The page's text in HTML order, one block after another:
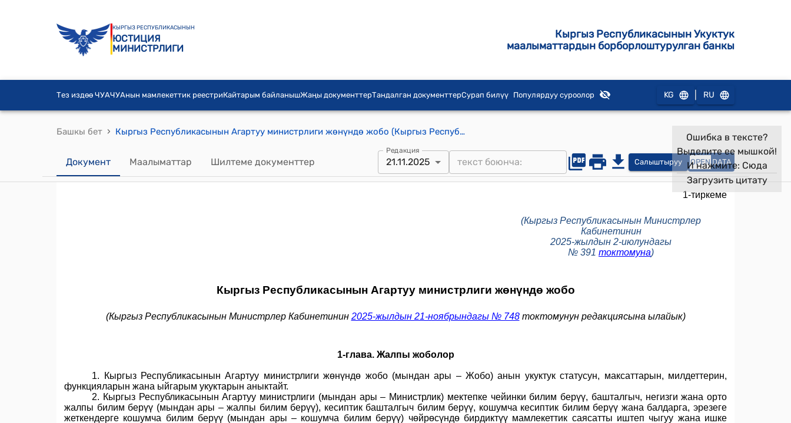
КЫРГЫЗ РЕСПУБЛИКАСЫНЫН
ЮСТИЦИЯ
МИНИСТРЛИГИ
Кыргыз Республикасынын Укуктук
маалыматтардын борборлоштурулган банкы
Тез издөө ЧУАЧУАнын мамлекеттик реестриКайтарым байланышЖаңы документтерТандалган документтерСурап билүү Популярдуу суроолор KG RU
Башкы бет › Кыргыз Республикасынын Агартуу министрлиги жөнүндө жобо (Кыргыз Республикасынын Министрлер Кабинетинин 2025-жылдын 2-июлундагы № 391 токтомуна)
Документ Маалыматтар Шилтеме документтер
Редакция
21.11.2025 Салыштыруу OPEN DATA
Ошибка в тексте?
Выделите ее мышкой!
И нажмите: Сюда
Загрузить цитату